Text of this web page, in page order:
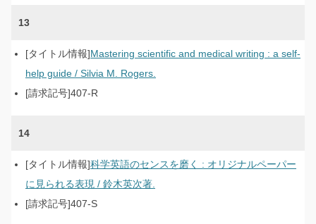
13
Mastering scientific and medical writing : a self-
help guide / Silvia M. Rogers.
407-R
14
科学英語のセンスを磨く : オリジナルペーパー
に見られる表現 / 鈴木英次著.
407-S